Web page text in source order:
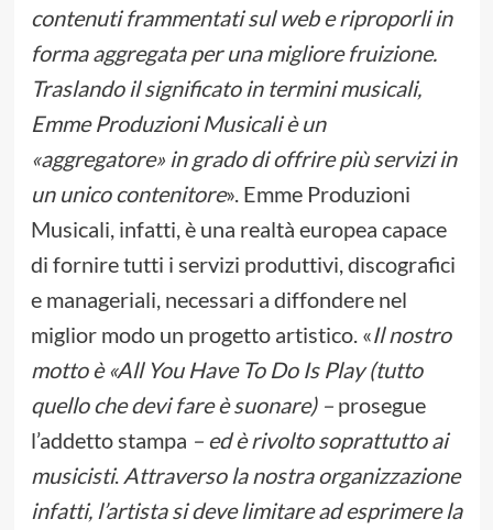
contenuti frammentati sul web e riproporli in
forma aggregata per una migliore fruizione.
Traslando il significato in termini musicali,
Emme Produzioni Musicali è un
«aggregatore»in grado di offrire più servizi in
un unico contenitore». Emme Produzioni
Musicali, infatti, è una realtà europea capace
di fornire tutti i servizi produttivi, discografici
e manageriali, necessari a diffondere nel
miglior modo un progetto artistico. «Il nostro
motto è«All You Have To Do Is Play (tutto
quello che devi fare è suonare) – prosegue
l’addetto stampa – ed è rivolto soprattutto ai
musicisti. Attraverso la nostra organizzazione
infatti, l’artista si deve limitare ad esprimere la